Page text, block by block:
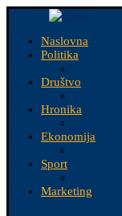
Naslovna
Politika
Društvo
Hronika
Ekonomija
Sport
Marketing